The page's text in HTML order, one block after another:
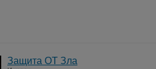
Защита ОТ Зла